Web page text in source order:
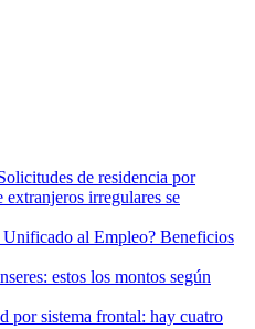
de residencia por
irregulares se
Unificado al Empleo? Beneficios
estos los montos según
por sistema frontal: hay cuatro